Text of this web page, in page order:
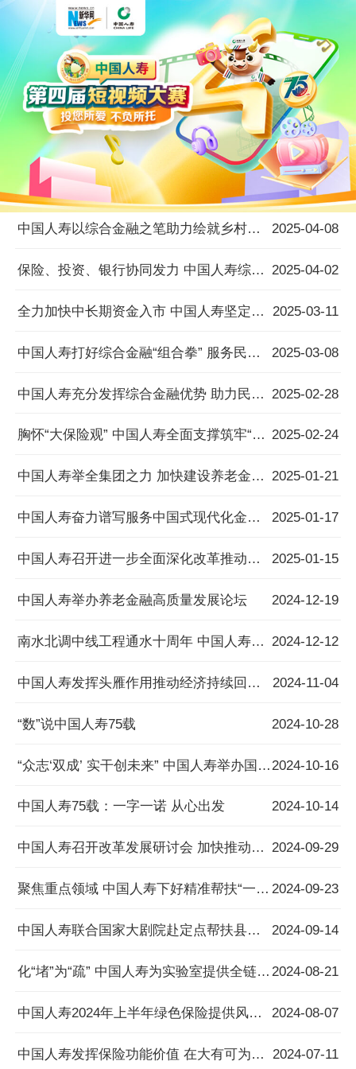
2025-04-08
中国人寿以综合金融之笔助力绘就乡村全面振兴新图景
2025-04-02
保险、投资、银行协同发力 中国人寿综合金融服务助力民营经济发展壮大
2025-03-11
全力加快中长期资金入市 中国人寿坚定支持资本市场发展
2025-03-08
中国人寿打好综合金融“组合拳” 服务民营经济 助力中国式现代化
2025-02-28
中国人寿充分发挥综合金融优势 助力民营经济高质量发展
2025-02-24
胸怀“大保险观” 中国人寿全面支撑筑牢“三张网”
2025-01-21
中国人寿举全集团之力 加快建设养老金融国寿服务体系
2025-01-17
中国人寿奋力谱写服务中国式现代化金融保险新篇章
2025-01-15
中国人寿召开进一步全面深化改革推动高质量发展大会暨2025年工作会议
2024-12-19
中国人寿举办养老金融高质量发展论坛
2024-12-12
南水北调中线工程通水十周年 中国人寿助力丹江口市乡村全面振兴
2024-11-04
中国人寿发挥头雁作用推动经济持续回升向好
2024-10-28
“数”说中国人寿75载
2024-10-16
“众志‘双成’ 实干创未来” 中国人寿举办国寿演说家企业文化演讲活动总展演
2024-10-14
中国人寿75载：一字一诺 从心出发
2024-09-29
中国人寿召开改革发展研讨会 加快推动进一步全面深化改革行动方案落地见效
2024-09-23
聚焦重点领域 中国人寿下好精准帮扶“一盘棋”
2024-09-14
中国人寿联合国家大剧院赴定点帮扶县创新开展“文化振兴公益行”
2024-08-21
化“堵”为“疏” 中国人寿为实验室提供全链条风险保障
2024-08-07
中国人寿2024年上半年绿色保险提供风险保障近7万亿元
2024-07-11
中国人寿发挥保险功能价值 在大有可为的时代努力大有作为